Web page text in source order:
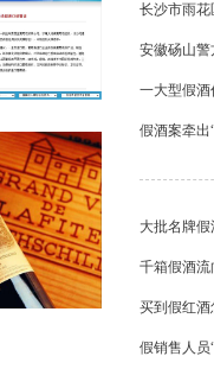
长沙市雨
安徽砀山
一大型假酒
假酒案牵出
大批名牌
千箱假酒
买到假红
假销售人员